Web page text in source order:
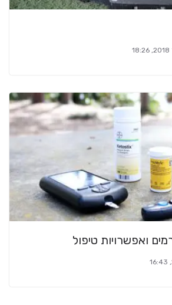
ואפשרויות טיפול